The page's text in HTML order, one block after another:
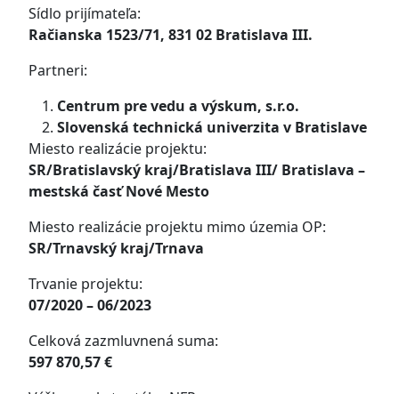
Sídlo prijímateľa:
Račianska 1523/71, 831 02 Bratislava III.
Partneri:
Centrum pre vedu a výskum, s.r.o.
Slovenská technická univerzita v Bratislave
Miesto realizácie projektu:
SR/Bratislavský kraj/Bratislava III/ Bratislava –
mestská časť Nové Mesto
Miesto realizácie projektu mimo územia OP:
SR/Trnavský kraj/Trnava
Trvanie projektu:
07/2020 – 06/2023
Celková zazmluvnená suma:
597 870,57 €